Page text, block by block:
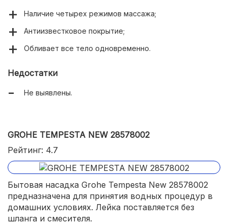
Наличие четырех режимов массажа;
Антиизвестковое покрытие;
Обливает все тело одновременно.
Недостатки
Не выявлены.
GROHE TEMPESTA NEW 28578002
Рейтинг: 4.7
Бытовая насадка Grohe Tempesta New 28578002
предназначена для принятия водных процедур в
домашних условиях. Лейка поставляется без
шланга и смесителя.